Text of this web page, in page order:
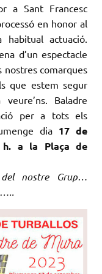
a Sant Francesc
en honor al
actuació.
d’un espectacle
nostres comarques
que estem segur
Baladre
per a tots els
dia 17 de
a la Plaça de
nostre Grup…